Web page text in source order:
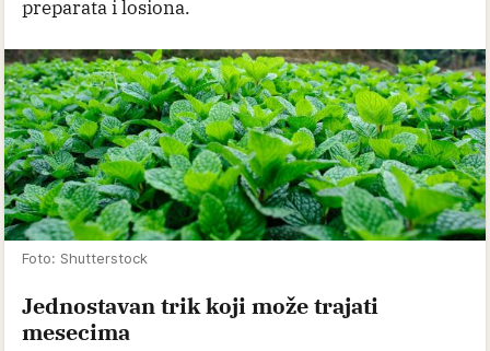
preparata i losiona.
Foto: Shutterstock
Jednostavan trik koji može trajati
mesecima